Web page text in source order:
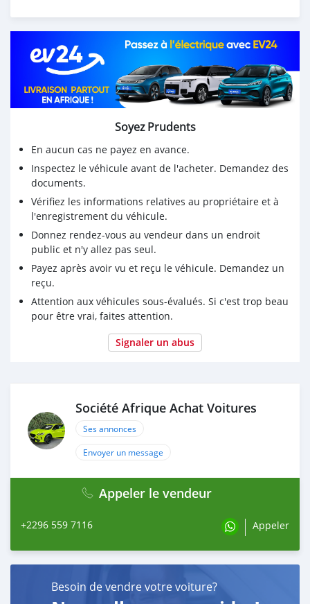
Soyez Prudents
En aucun cas ne payez en avance.
Inspectez le véhicule avant de l'acheter. Demandez des
documents.
Vérifiez les informations relatives au propriétaire et à
l'enregistrement du véhicule.
Donnez rendez-vous au vendeur dans un endroit
public et n'y allez pas seul.
Payez après avoir vu et reçu le véhicule. Demandez un
reçu.
Attention aux véhicules sous-évalués. Si c'est trop beau
pour être vrai, faites attention.
Signaler un abus
Société Afrique Achat Voitures
Ses annonces
Envoyer un message
Appeler le vendeur
+2296 559 7116 Appeler
Besoin de vendre votre voiture?